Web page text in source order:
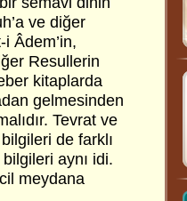
ve diğer
Âdem’in,
Resullerin
kitaplarda
gelmesinden
Tevrat ve
de farklı
aynı idi.
meydana